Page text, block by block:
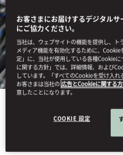
CYCLE
お客さまにお届けするデジタル
にご協力ください。
当社は、ウェブサイトの機能を提供し、ト
メディア機能を有効化するために、
定」に、当社が使用している各種Cookie
に関する方針」では、詳細情報、および
しています。「すべてのCookieを受け入れ
お客さまは当社の広告とCookieに関する
意したことになります。
COOKIE 設定